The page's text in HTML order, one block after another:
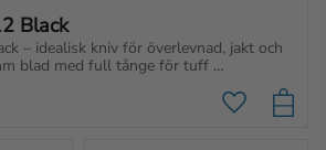
Black
– idealisk kniv för överlevnad, jakt och
blad med full tånge för tuff
Lägg till i